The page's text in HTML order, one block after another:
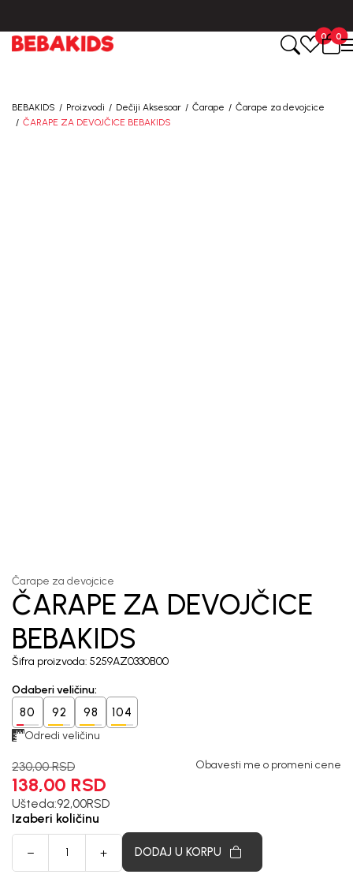
0
0
BEBAKIDS Proizvodi Dečiji Aksesoar Čarape
Čarape za devojcice
ČARAPE ZA DEVOJČICE BEBAKIDS
Čarape za devojcice
ČARAPE ZA DEVOJČICE
BEBAKIDS
Šifra proizvoda: 5259AZ0330B00
Odaberi veličinu:
80 92 98 104
Odredi veličinu
230,00 RSD
138,00 RSD
Ušteda:92,00RSD
Obavesti me o promeni cene
Izaberi količinu
DODAJ U KORPU